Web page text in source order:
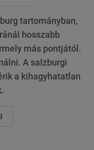
tartományban,
hosszabb
más pontjától.
A salzburgi
a kihagyhatatlan